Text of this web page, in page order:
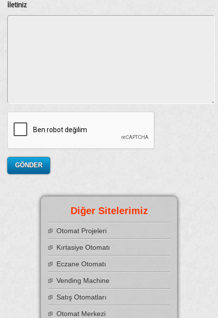
İletiniz
Diğer Sitelerimiz
Otomat Projeleri
Kırtasiye Otomatı
Eczane Otomatı
Vending Machine
Satış Otomatları
Otomat Merkezi